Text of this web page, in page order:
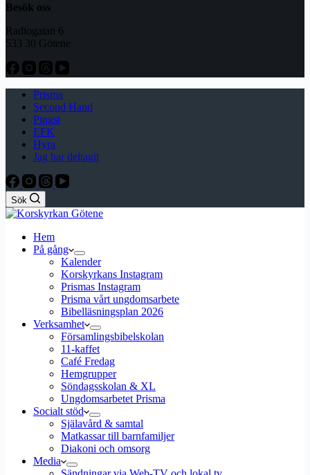
Besök oss
Radiogatan 6
533 30 Götene
Prisma
Second Hand
Pingst
EFK
Hyra
Jag har deltagit
Sök
Hem
På gång
Kalender
Korskyrkans Instagram
Prismas Instagram
Prisma vårt ungdomsarbete
Bibelläsningsplan 2026
Verksamhet
Församlingsbibelskolan
11-kaffet
Café Fredag
Hemgrupper
Söndagsskolan & XL
Ungdomsarbetet Prisma
Socialt stöd
Själavård & samtal
Matkassar till barnfamiljer
Diakoni och omsorg
Media